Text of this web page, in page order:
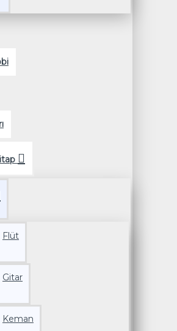
Flüt
Gitar
Keman